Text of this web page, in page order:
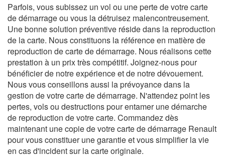
Parfois, vous subissez un vol ou une perte de votre carte
de démarrage ou vous la détruisez malencontreusement.
Une bonne solution préventive réside dans la reproduction
de la carte. Nous constituons la référence en matière de
reproduction de carte de démarrage. Nous réalisons cette
prestation à un prix très compétitif. Joignez-nous pour
bénéficier de notre expérience et de notre dévouement.
Nous vous conseillons aussi la prévoyance dans la
gestion de votre carte de démarrage. N'attendez point les
pertes, vols ou destructions pour entamer une démarche
de reproduction de votre carte. Commandez dès
maintenant une copie de votre carte de démarrage Renault
pour vous constituer une garantie et vous simplifier la vie
en cas d'incident sur la carte originale.